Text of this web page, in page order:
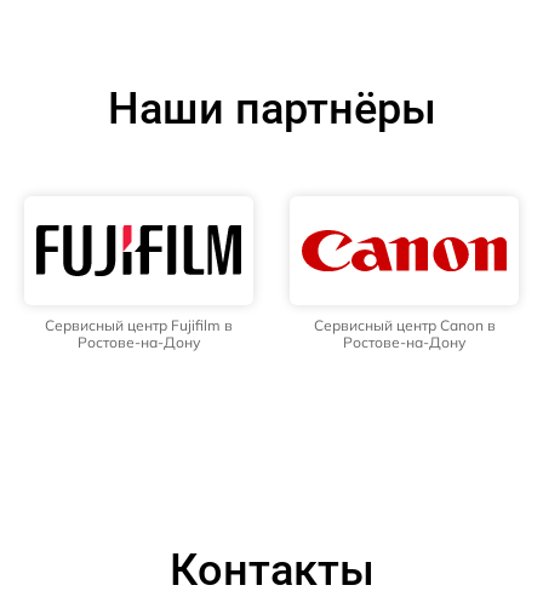
Наши партнёры
Сервисный центр Fujifilm в
Ростове-на-Дону
Сервисный центр Canon в
Ростове-на-Дону
Контакты